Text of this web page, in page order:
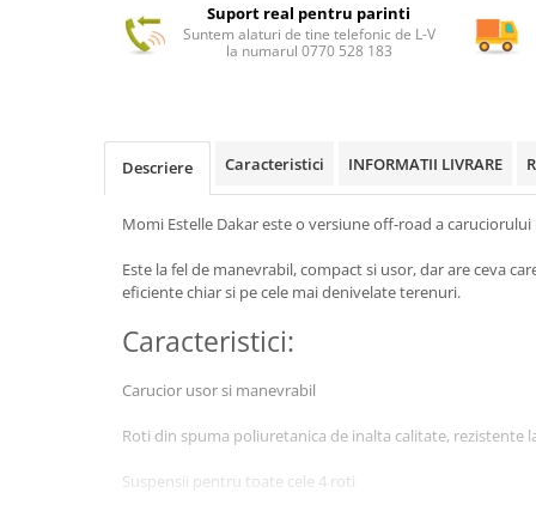
Suport real pentru parinti
Suntem alaturi de tine telefonic de L-V
la numarul 0770 528 183
Descriere Caracteristici INFORMATII LIVRARE
Momi Estelle Dakar este o versiune off-road a
Este la fel de manevrabil, compact si usor, dar are ceva
eficiente chiar si pe cele mai denivelate terenuri.
Caracteristici:
Carucior usor si manevrabil
Roti din spuma poliuretanica de inalta calitate, rezistente
Suspensii pentru toate cele 4 roti